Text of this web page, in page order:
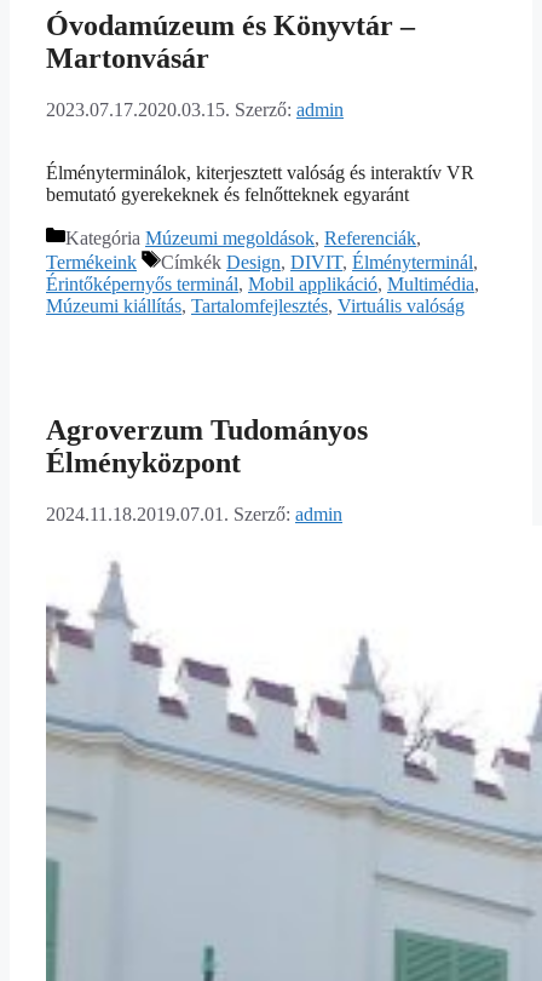
Óvodamúzeum és Könyvtár –
Martonvásár
2023.07.17.2020.03.15. Szerző: admin
Élményterminálok, kiterjesztett valóság és interaktív VR
bemutató gyerekeknek és felnőtteknek egyaránt
Kategória Múzeumi megoldások, Referenciák,
Termékeink
Címkék Design, DIVIT, Élményterminál,
Érintőképernyős terminál, Mobil applikáció, Multimédia,
Múzeumi kiállítás, Tartalomfejlesztés, Virtuális valóság
Agroverzum Tudományos
Élményközpont
2024.11.18.2019.07.01. Szerző: admin